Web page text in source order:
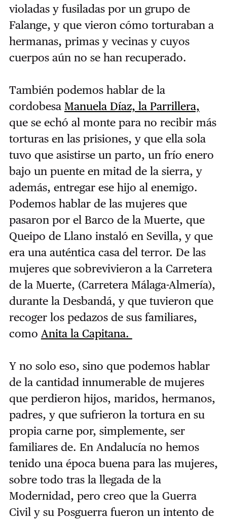
violadas y fusiladas por un grupo de
Falange, y que vieron cómo torturaban a
hermanas, primas y vecinas y cuyos
cuerpos aún no se han recuperado.
También podemos hablar de la
cordobesa Manuela Díaz, la Parrillera,
que se echó al monte para no recibir más
torturas en las prisiones, y que ella sola
tuvo que asistirse un parto, un frío enero
bajo un puente en mitad de la sierra, y
además, entregar ese hijo al enemigo.
Podemos hablar de las mujeres que
pasaron por el Barco de la Muerte, que
Queipo de Llano instaló en Sevilla, y que
era una auténtica casa del terror. De las
mujeres que sobrevivieron a la Carretera
de la Muerte, (Carretera Málaga-Almería),
durante la Desbandá, y que tuvieron que
recoger los pedazos de sus familiares,
como Anita la Capitana.
Y no solo eso, sino que podemos hablar
de la cantidad innumerable de mujeres
que perdieron hijos, maridos, hermanos,
padres, y que sufrieron la tortura en su
propia carne por, simplemente, ser
familiares de. En Andalucía no hemos
tenido una época buena para las mujeres,
sobre todo tras la llegada de la
Modernidad, pero creo que la Guerra
Civil y su Posguerra fueron un intento de